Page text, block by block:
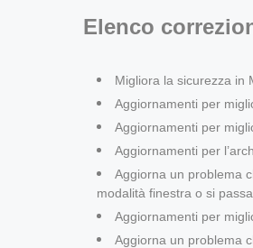
Elenco
Migliora la sicurezza in
Aggiornamenti per
Aggiornamenti per
Aggiornamenti per
Aggiorna un problema
modalità finestra o si
Aggiornamenti per
Aggiorna un problema